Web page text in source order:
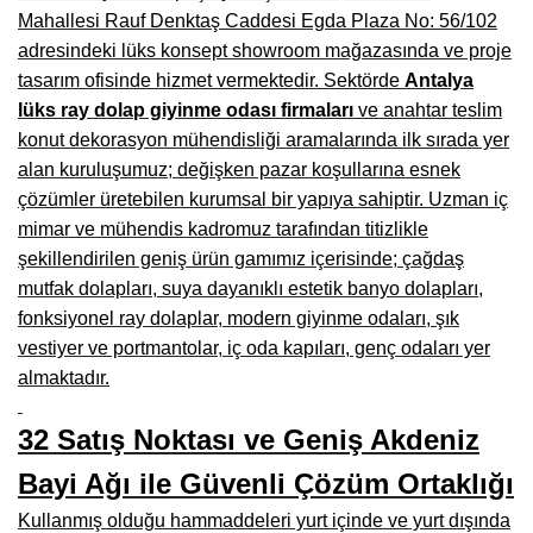
Manisa Mobilyacılar, Mobilya Fabrikaları, Mağazaları
Osmaniye Mobilyacılar, Mobilya Mağazaları, İmalatçıları
Düzce Mobilyacılar, Mobilya Mağazaları, Fabrikaları
Samsun Mobilyacıları, Mobilya Fabrikaları, Mağazaları
Balıkesir Mobilya Mağazaları, Fabrikaları, İmalatçıları
Kahramanmaraş Mobilya İmalatçıları, Mağazaları, Fabrikaları
Mardin Mobilyacılar, Mağazaları, İmalatçıları
Diyarbakır Mobilyacılar, Mobilya Firmaları, İmalatçıları
Şanlıurfa Mobilyacılar, Mobilya Mağazaları, Firmaları
Trabzon Mobilyacılar, Mobilya İmalatçıları, Mağazaları
Erzurum Mobilyacılar, Mobilya İmalatçıları, Mağazaları
Afyon Mobilyacılar, Mobilya Mağazaları, İmalatçıları
Mahallesi Rauf Denktaş Caddesi Egda Plaza No: 56/102
adresindeki lüks konsept showroom mağazasında ve proje
tasarım ofisinde hizmet vermektedir. Sektörde Antalya
lüks ray dolap giyinme odası firmaları ve anahtar teslim
konut dekorasyon mühendisliği aramalarında ilk sırada yer
alan kuruluşumuz; değişken pazar koşullarına esnek
çözümler üretebilen kurumsal bir yapıya sahiptir. Uzman iç
mimar ve mühendis kadromuz tarafından titizlikle
şekillendirilen geniş ürün gamımız içerisinde; çağdaş
mutfak dolapları, suya dayanıklı estetik banyo dolapları,
fonksiyonel ray dolaplar, modern giyinme odaları, şık
vestiyer ve portmantolar, iç oda kapıları, genç odaları yer
almaktadır.
32 Satış Noktası ve Geniş Akdeniz
Bayi Ağı ile Güvenli Çözüm Ortaklığı
Kullanmış olduğu hammaddeleri yurt içinde ve yurt dışında